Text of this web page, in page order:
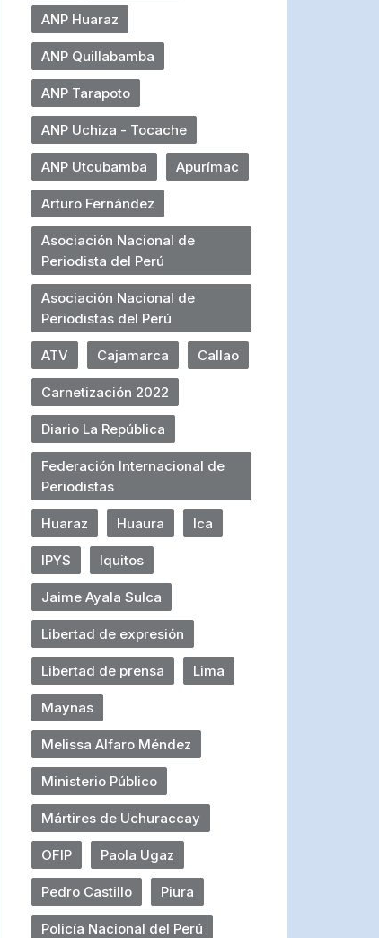
ANP Huaraz
ANP Quillabamba
ANP Tarapoto
ANP Uchiza - Tocache
ANP Utcubamba Apurímac
Arturo Fernández
Asociación Nacional de
Periodista del Perú
Asociación Nacional de
Periodistas del Perú
ATV Cajamarca Callao
Carnetización 2022
Diario La República
Federación Internacional de
Periodistas
Huaraz Huaura Ica
IPYS Iquitos
Jaime Ayala Sulca
Libertad de expresión
Libertad de prensa Lima
Maynas
Melissa Alfaro Méndez
Ministerio Público
Mártires de Uchuraccay
OFIP Paola Ugaz
Pedro Castillo Piura
Policía Nacional del Perú